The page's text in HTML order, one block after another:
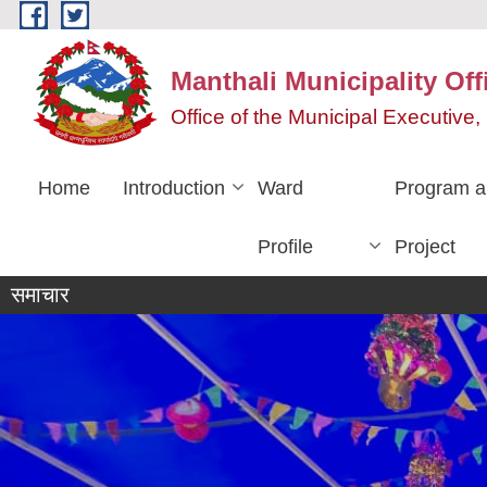
Skip to main content
Manthali Municipality
Office of the Municipal
Home Introduction Ward
Profile
Program
Project
समाचार